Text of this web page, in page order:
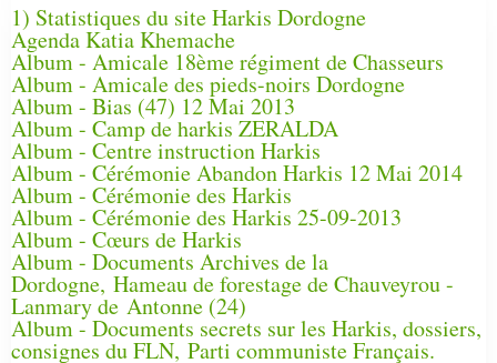
1) Statistiques du site Harkis Dordogne
Agenda Katia Khemache
Album - Amicale 18ème régiment de Chasseurs
Album - Amicale des pieds-noirs Dordogne
Album - Bias (47) 12 Mai 2013
Album - Camp de harkis ZERALDA
Album - Centre instruction Harkis
Album - Cérémonie Abandon Harkis 12 Mai 2014
Album - Cérémonie des Harkis
Album - Cérémonie des Harkis 25-09-2013
Album - Cœurs de Harkis
Album - Documents Archives de la
Dordogne, Hameau de forestage de Chauveyrou -
Lanmary de Antonne (24)
Album - Documents secrets sur les Harkis, dossiers,
consignes du FLN, Parti communiste Français.